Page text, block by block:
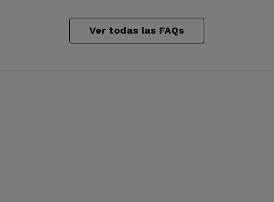
Ver todas las FAQs